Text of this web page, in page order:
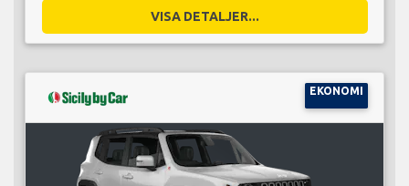
VISA DETALJER...
EKONOMI